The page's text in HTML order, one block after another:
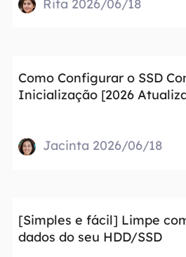
Rita 2026/06/18
Como Configurar o SSD
Inicialização [2026
Jacinta 2026/06/18
[Simples e fácil] Limpe
dados do seu HDD/SSD